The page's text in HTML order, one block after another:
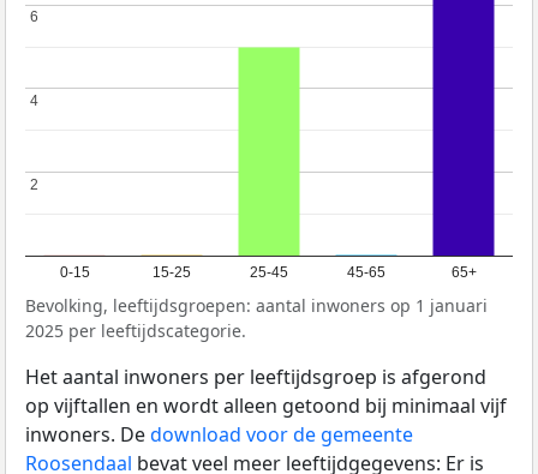
0-15 15-25 25-45 45-65 65+
2
2
4
4
6
6
Bevolking, leeftijdsgroepen: aantal inwoners op 1 januari
2025 per leeftijdscategorie.
Het aantal inwoners per leeftijdsgroep is afgerond
op vijftallen en wordt alleen getoond bij minimaal vijf
inwoners. Dedownload voor de gemeente
Roosendaal bevat veel meer leeftijdgegevens: Er is